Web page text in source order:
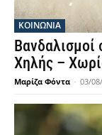
ΚΟΙΝΩΝΙΑ
Βανδαλισμοί
Χηλής –
Μαρίζα Φόντα - 03/